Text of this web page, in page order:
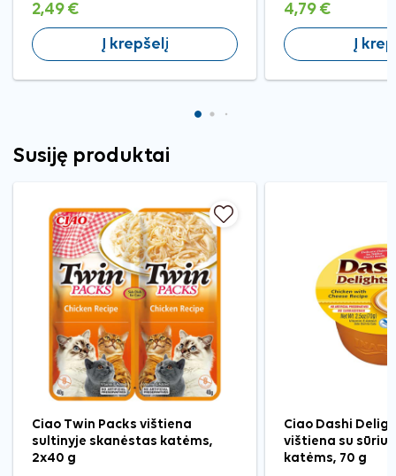
2,49 €
Į krepšelį
4,79 €
Į
Susiję produktai
Ciao Twin Packs vištiena
sultinyje skanėstas katėms,
2x40 g
Ciao Dashi
vištiena su sūriu
katėms, 70 g